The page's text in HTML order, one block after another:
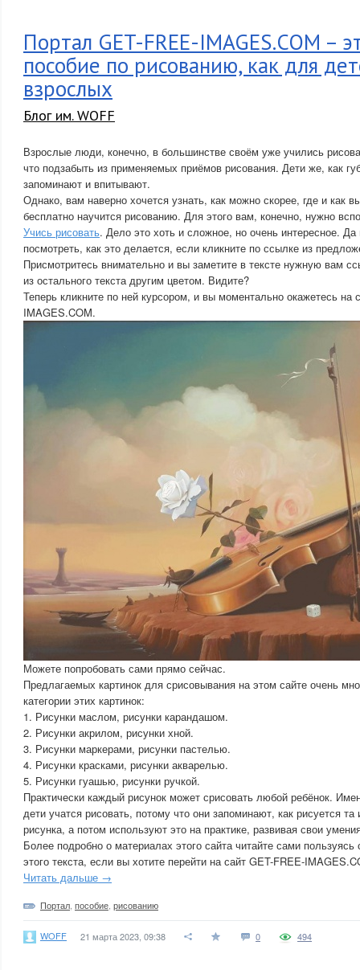
Портал GET-FREE-IMAGES.COM –
пособие по рисованию, как для
взрослых
Блог им. WOFF
Взрослые люди, конечно, в большинстве своём уже учились
что подзабыть из применяемых приёмов рисования. Дети же, как
запоминают и впитывают.
Однако, вам наверно хочется узнать, как можно скорее, где и как
бесплатно научится рисованию. Для этого вам, конечно, нужно
Учись рисовать. Дело это хоть и сложное, но очень интересное.
посмотреть, как это делается, если кликните по ссылке из
Присмотритесь внимательно и вы заметите в тексте нужную вам
из остального текста другим цветом. Видите?
Теперь кликните по ней курсором, и вы моментально окажетесь на
IMAGES.COM.
Можете попробовать сами прямо сейчас.
Предлагаемых картинок для срисовывания на этом сайте очень
категории этих картинок:
1. Рисунки маслом, рисунки карандашом.
2. Рисунки акрилом, рисунки хной.
3. Рисунки маркерами, рисунки пастелью.
4. Рисунки красками, рисунки акварелью.
5. Рисунки гуашью, рисунки ручкой.
Практически каждый рисунок может срисовать любой ребёнок.
дети учатся рисовать, потому что они запоминают, как рисуется
рисунка, а потом используют это на практике, развивая свои
Более подробно о материалах этого сайта читайте сами пользуясь
этого текста, если вы хотите перейти на сайт GET-FREE-
Читать дальше →
Портал пособие рисованию
WOFF 21 марта 2023, 09:38 0 494